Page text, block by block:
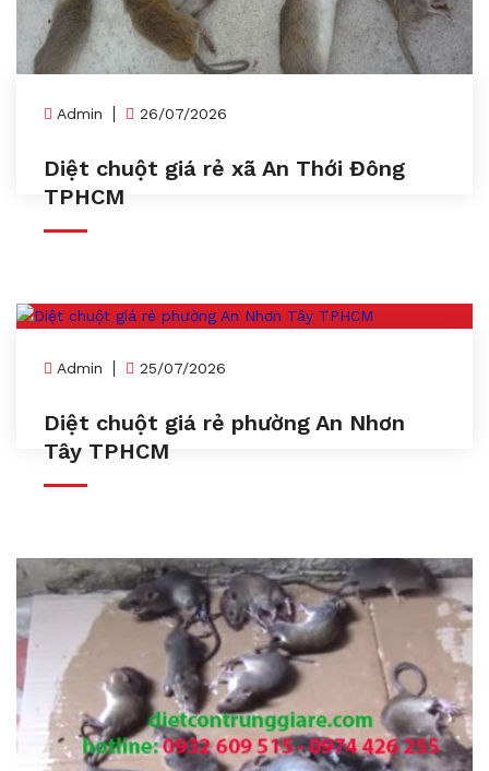
Admin 26/07/2026
Diệt chuột giá rẻ xã An Thới Đông
TPHCM
Admin 25/07/2026
Diệt chuột giá rẻ phường An Nhơn
Tây TPHCM